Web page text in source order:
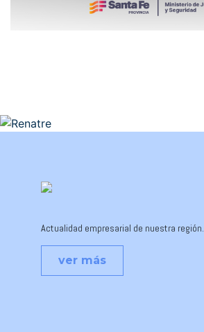
Actualidad empresarial de nuestra región.
ver más